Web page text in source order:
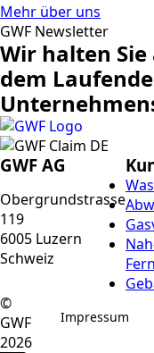
Mehr über uns
GWF Newsletter
Wir halten
dem
GWF AG
Obergrundstrasse
119
6005 Luzern
Schweiz
©
GWF
2026
Impressum